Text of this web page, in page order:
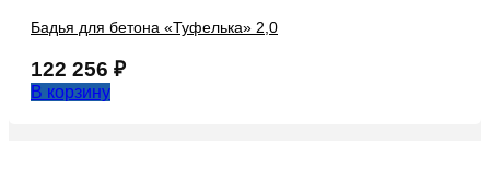
Бадья для бетона «Туфелька» 2,0
122 256 ₽
В корзину